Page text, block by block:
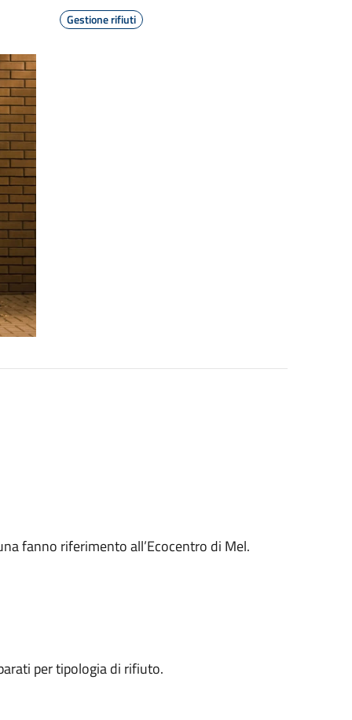
Gestione rifiuti
fanno riferimento all’Ecocentro di Mel.
per tipologia di rifiuto.